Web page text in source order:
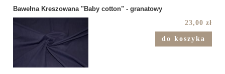
Bawełna Kreszowana "Baby cotton" - granatowy
23,00 zł
do koszyka